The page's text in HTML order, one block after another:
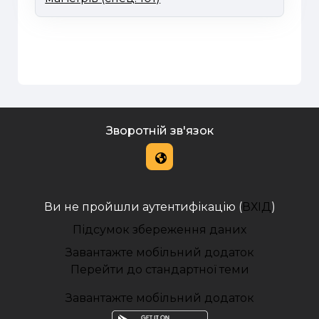
Зворотній зв'язок
Ви не пройшли аутентифікацію (ВХІД )
Підсумок збереження даних
Завантажте мобільний додаток
Перейти до стандартної теми
Завантажте мобільний додаток